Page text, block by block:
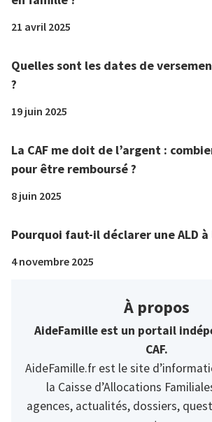
21 avril 2025
Quelles sont les dates de
?
19 juin 2025
La CAF me doit de l’argent :
pour être remboursé ?
8 juin 2025
Pourquoi faut-il déclarer une ALD à
4 novembre 2025
À propos
AideFamille est un portail
CAF.
AideFamille.fr est le site
la Caisse d’Allocations
agences, actualités, dossiers,